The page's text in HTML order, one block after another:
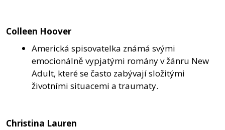
Colleen Hoover
Americká spisovatelka známá svými
emocionálně vypjatými romány v žánru New
Adult, které se často zabývají složitými
životními situacemi a traumaty.
Christina Lauren